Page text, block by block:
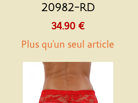
20982-RD
34.90 €
Plus qu'un seul article